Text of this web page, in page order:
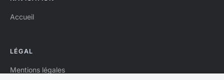
Accueil
LÉGAL
Mentions légales